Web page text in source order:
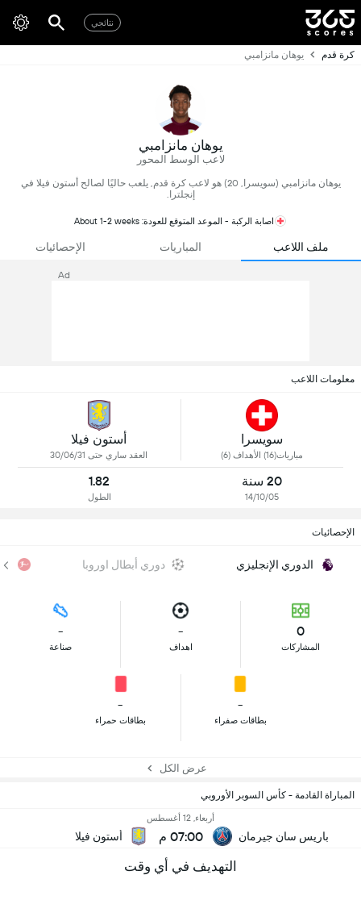
نتائجي
كرة قدم يوهان مانزامبي
يوهان مانزامبي
لاعب الوسط المحور
يوهان مانزامبي (سويسرا, 20) هو لاعب كرة قدم, يلعب حاليًا لصالح أستون فيلا في
إنجلترا.
اصابة الركبة - الموعد المتوقع للعودة: About 1-2 weeks
ملف اللاعب المباريات الإحصائيات
Ad
معلومات اللاعب
سويسرا
مباريات(16) الأهداف (6)
أستون فيلا
العقد ساري حتى 30/06/31
20 سنة
14/10/05
1.82
الطول
الإحصائيات
الدوري الإنجليزي دوري أبطال اوروبا
0
المشاركات
-
اهداف
-
صناعة
-
بطاقات صفراء
-
بطاقات حمراء
عرض الكل
المباراة القادمة - كأس السوبر الأوروبي
باريس سان جيرمان
أربعاء, 12 أغسطس
07:00 م أستون فيلا
التهديف في أي وقت